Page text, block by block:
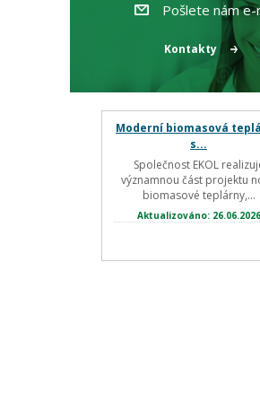
Pošlete nám e-
Kontakty
Moderní biomasová
s...
Společnost EKOL
významnou část projektu
biomasové teplárny,...
Aktualizováno: 26.06.2026